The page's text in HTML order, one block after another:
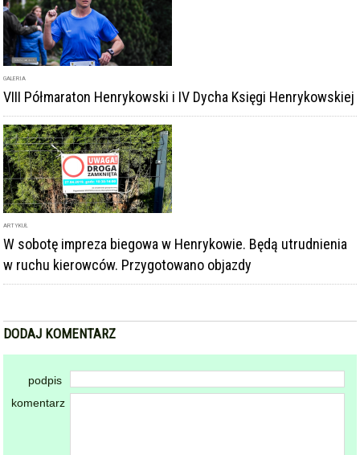
GALERIA
VIII Półmaraton Henrykowski i IV Dycha Księgi Henrykowskiej
ARTYKUŁ
W sobotę impreza biegowa w Henrykowie. Będą utrudnienia
w ruchu kierowców. Przygotowano objazdy
DODAJ KOMENTARZ
podpis
komentarz